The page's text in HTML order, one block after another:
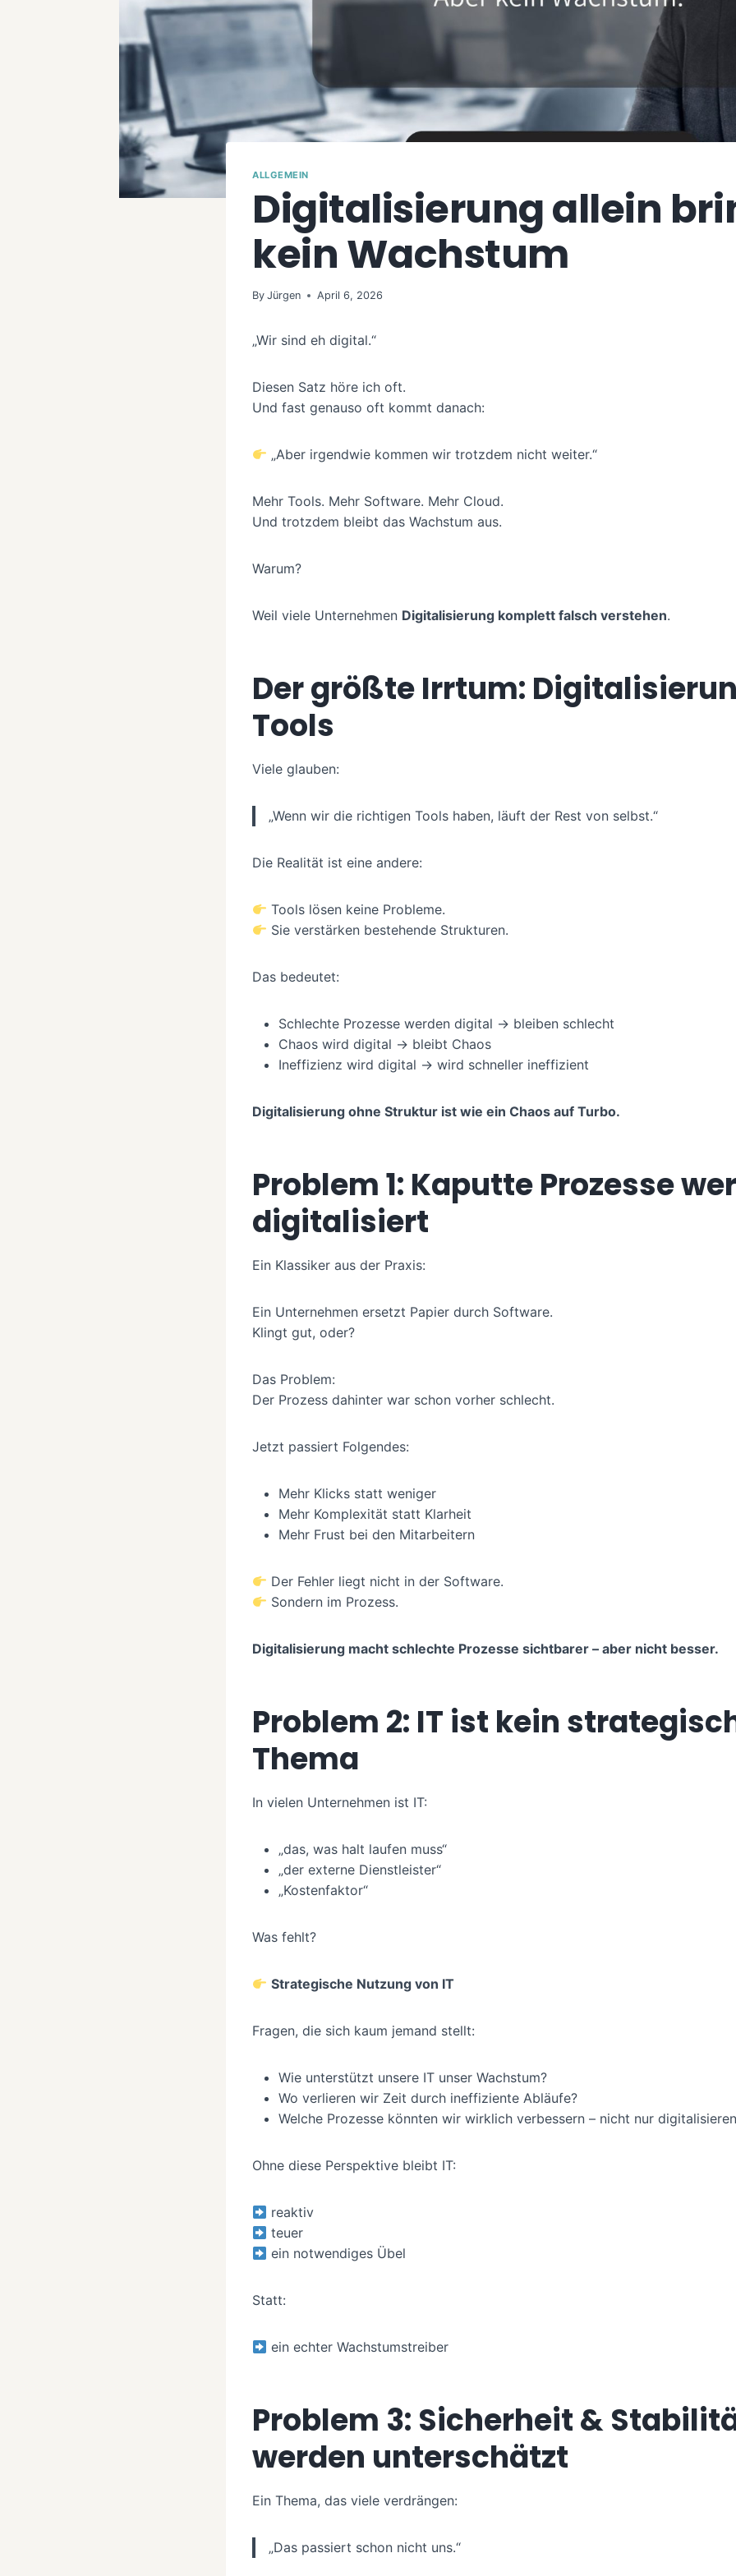
ALLGEMEIN
Digitalisierung allein
kein Wachstum
By Jürgen April 6, 2026
„Wir sind eh digital.“
Diesen Satz höre ich oft.
Und fast genauso oft kommt danach:
„Aber irgendwie kommen wir trotzdem nicht weiter.“
Mehr Tools. Mehr Software. Mehr Cloud.
Und trotzdem bleibt das Wachstum aus.
Warum?
Weil viele Unternehmen Digitalisierung komplett falsch verstehen.
Der größte Irrtum:
Tools
Viele glauben:
„Wenn wir die richtigen Tools haben, läuft der Rest von selbst.“
Die Realität ist eine andere:
Tools lösen keine Probleme.
Sie verstärken bestehende Strukturen.
Das bedeutet:
Schlechte Prozesse werden digital → bleiben schlecht
Chaos wird digital → bleibt Chaos
Ineffizienz wird digital → wird schneller ineffizient
Digitalisierung ohne Struktur ist wie ein Chaos auf Turbo.
Problem 1: Kaputte Prozesse
digitalisiert
Ein Klassiker aus der Praxis:
Ein Unternehmen ersetzt Papier durch Software.
Klingt gut, oder?
Das Problem:
Der Prozess dahinter war schon vorher schlecht.
Jetzt passiert Folgendes:
Mehr Klicks statt weniger
Mehr Komplexität statt Klarheit
Mehr Frust bei den Mitarbeitern
Der Fehler liegt nicht in der Software.
Sondern im Prozess.
Digitalisierung macht schlechte Prozesse sichtbarer – aber nicht besser.
Problem 2: IT ist kein
Thema
In vielen Unternehmen ist IT:
„das, was halt laufen muss“
„der externe Dienstleister“
„Kostenfaktor“
Was fehlt?
Strategische Nutzung von IT
Fragen, die sich kaum jemand stellt:
Wie unterstützt unsere IT unser Wachstum?
Wo verlieren wir Zeit durch ineffiziente Abläufe?
Welche Prozesse könnten wir wirklich verbessern – nicht nur
Ohne diese Perspektive bleibt IT:
reaktiv
teuer
ein notwendiges Übel
Statt:
ein echter Wachstumstreiber
Problem 3: Sicherheit &
werden unterschätzt
Ein Thema, das viele verdrängen:
„Das passiert schon nicht uns.“